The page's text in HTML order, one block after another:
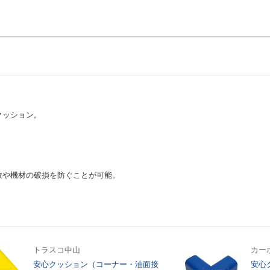
ション。
機材の破損を防ぐことが可能。
トラスコ中山
安心クッション（コーナー・油面接
カー
安心